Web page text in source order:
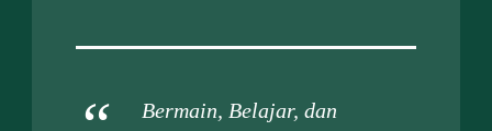
Bermain, Belajar, dan